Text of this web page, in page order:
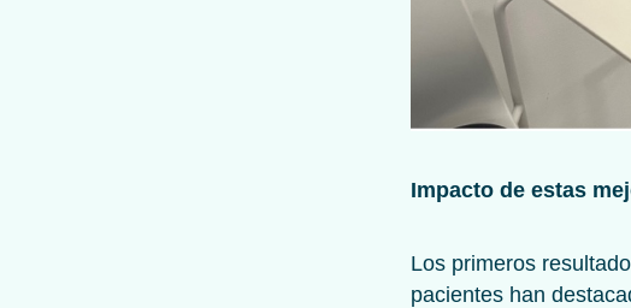
Impacto de estas
Los primeros
pacientes han